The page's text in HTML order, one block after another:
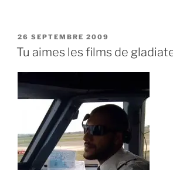
PUBLIÉ
LE
26 SEPTEMBRE 2009
Tu aimes les films de